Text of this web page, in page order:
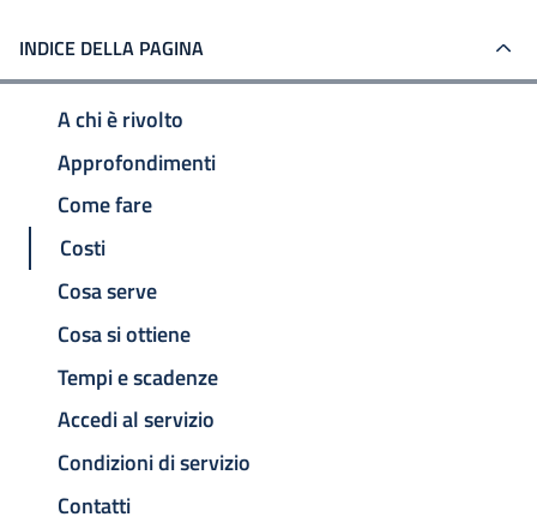
INDICE DELLA PAGINA
A chi è rivolto
Approfondimenti
Come fare
Costi
Cosa serve
Cosa si ottiene
Tempi e scadenze
Accedi al servizio
Condizioni di servizio
Contatti